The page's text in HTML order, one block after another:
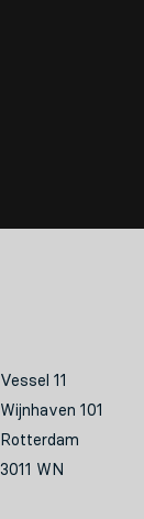
Vessel 11
Wijnhaven 101
Rotterdam
3011 WN